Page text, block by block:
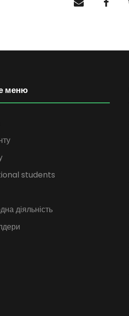
меню
students
діяльність